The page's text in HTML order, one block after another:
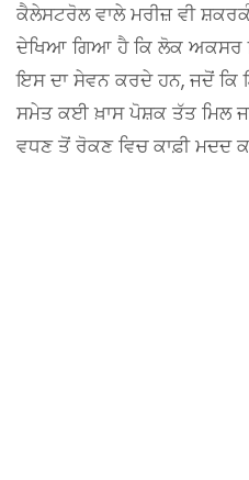
ਕੈਲੇਸਟਰੋਲ ਵਾਲੇ ਮਰੀਜ਼ ਵੀ
ਦੇਖਿਆ ਗਿਆ ਹੈ ਕਿ ਲੋਕ ਅਕਸਰ
ਇਸ ਦਾ ਸੇਵਨ ਕਰਦੇ ਹਨ, ਜਦੋਂ ਕਿ
ਸਮੇਤ ਕਈ ਖ਼ਾਸ ਪੋਸ਼ਕ ਤੱਤ ਮਿਲ
ਵਧਣ ਤੋਂ ਰੋਕਣ ਵਿਚ ਕਾਫ਼ੀ ਮਦਦ